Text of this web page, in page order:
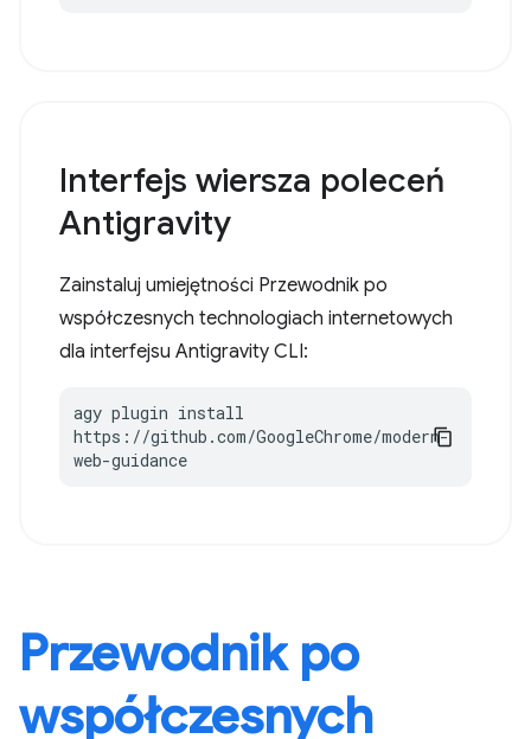
Interfejs wiersza poleceń
Antigravity
Zainstaluj umiejętności Przewodnik po
współczesnych technologiach internetowych
dla interfejsu Antigravity CLI:
agy plugin install
https://github.com/GoogleChrome/modern-
web-guidance
Przewodnik po
współczesnych